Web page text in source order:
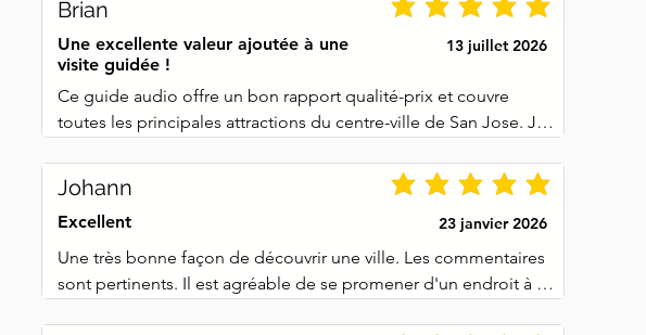
Brian
Une excellente valeur ajoutée à une
visite guidée !
13 juillet 2026
Ce guide audio offre un bon rapport qualité-prix et couvre
toutes les principales attractions du centre-ville de San Jose. Je
sites qui n'étaient pas inclus par notre guide touristique et nous
avons pu explorer ces lieux après la fin de notre visite guidée !
Johann
Excellent 23 janvier 2026
Une très bonne façon de découvrir une ville. Les commentaires
sont pertinents. Il est agréable de se promener d'un endroit à